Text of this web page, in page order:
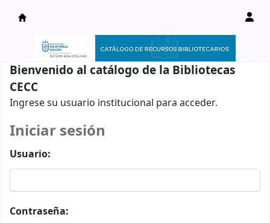
Catálogo en línea
Bienvenido al catálogo de la Bibliotecas
CECC
Ingrese su usuario institucional para acceder.
Iniciar sesión
Usuario:
Contraseña: